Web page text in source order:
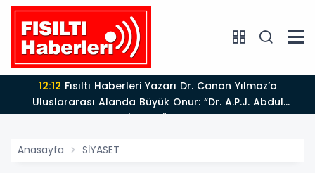
12:12
Uluslararası Alanda Büyük Onur: “Dr. A.P.J. Abdul
Kalam İlham Ödülü 2026”
Anasayfa SİYASET